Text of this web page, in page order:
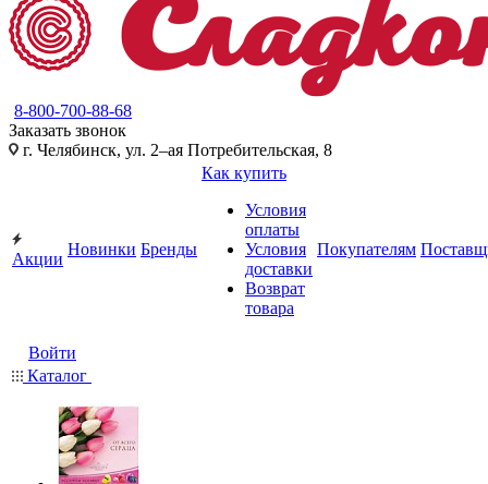
8-800-700-88-68
Заказать звонок
г. Челябинск, ул. 2–ая Потребительская, 8
Акции
Новинки Бренды
Как купить
Условия
оплаты
Условия
доставки
Возврат
товара
Покупателям
Войти
Каталог